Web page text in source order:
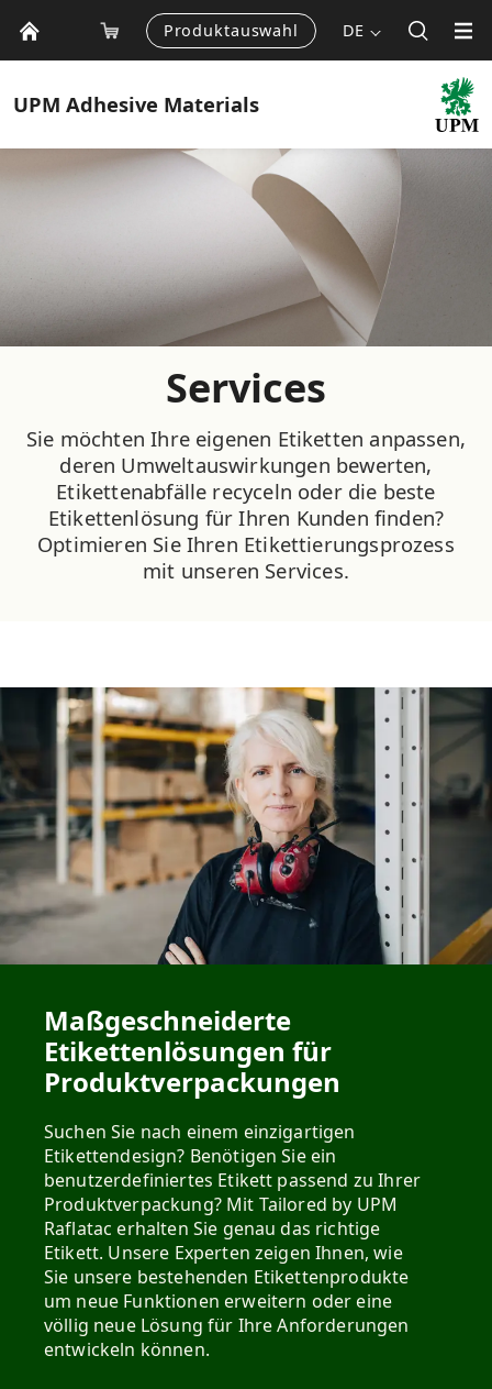
Produktauswahl DE
UPM Adhesive Materials
Services
Sie möchten Ihre eigenen Etiketten anpassen,
deren Umweltauswirkungen bewerten,
Etikettenabfälle recyceln oder die beste
Etikettenlösung für Ihren Kunden finden?
Optimieren Sie Ihren Etikettierungsprozess
mit unseren Services.
Maßgeschneiderte
Etikettenlösungen für
Produktverpackungen
Suchen Sie nach einem einzigartigen
Etikettendesign? Benötigen Sie ein
benutzerdefiniertes Etikett passend zu Ihrer
Produktverpackung? Mit Tailored by UPM
Raflatac erhalten Sie genau das richtige
Etikett. Unsere Experten zeigen Ihnen, wie
Sie unsere bestehenden Etikettenprodukte
um neue Funktionen erweitern oder eine
völlig neue Lösung für Ihre Anforderungen
entwickeln können.